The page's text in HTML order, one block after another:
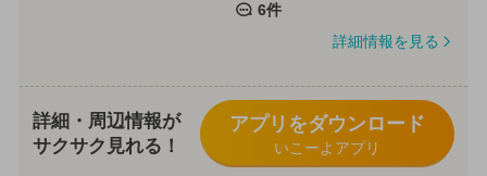
6件
詳細情報を見る
詳細・周辺情報が
サクサク見れる！
アプリをダウンロード
いこーよアプリ